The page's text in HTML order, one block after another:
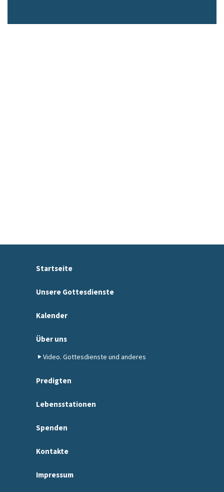
Startseite
Unsere Gottesdienste
Kalender
Über uns
Video. Gottesdienste und anderes
Predigten
Lebensstationen
Spenden
Kontakte
Impressum